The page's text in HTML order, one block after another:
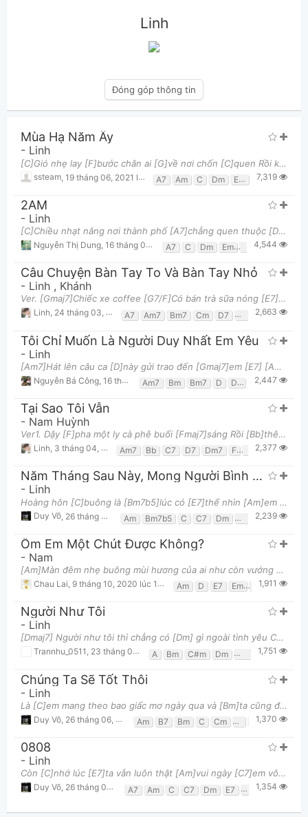
Linh
Đóng góp thông tin
Mùa Hạ Năm Ấy
- Linh
[C]Gió nhẹ lay [F]bước chân ai [G]về nơi chốn [C]quen Rồi khẽ [Am]hát vu vơ bài [Dm]hát xưa [F]vẽ
ssteam 19 tháng 06, 2021 lúc 02:46pm A7 Am C Dm Em F G
7,319
2AM
- Linh
[C]Chiều nhạt nắng nơi thành phố [A7]chẳng quen thuộc [Dm]Café đen vẫn [Fm]đắng chỉ thêm [Em]chút
Nguyễn Thị Dung 16 tháng 05, 2020 lúc 08:33am A7 C Dm Em Fm G
4,544
Câu Chuyện Bàn Tay To Và Bàn Tay Nhỏ
- Linh , Khánh
Ver. [Gmaj7]Chiếc xe coffee [G7/F]Có bán trà sữa nóng [E7]Cúc họa mi trên [Am7]khung cửa đầy nắng
Linh, 24 tháng 03, 2020 lúc 11:27am A7 Am7 Bm7 Cm D7 E7 G G7/F
2,663
Tôi Chỉ Muốn Là Người Duy Nhất Em Yêu
- Linh
[Am7]Hát lên câu ca [D]này gửi trao đến [Gmaj7]em [E7] [Am7]Để đến khi mai sau [D]này em vẫn nhớ [G
Nguyễn Bá Công 16 tháng 06, 2022 lúc 06:49pm Am7 Bm Bm7 D D7 E7 G
2,447
Tại Sao Tôi Vẫn
- Nam Huỳnh
Ver1. Dậy [F]pha một ly cà phê buổi [Fmaj7]sáng Rồi [Bb]thêm vài từ còn đang dở dang Vì [Gm7]đâu
Linh 3 tháng 04, 2020 lúc 11:06am Am7 Bb C7 D7 Dm7 F Fmaj7
2,377
Năm Tháng Sau Này, Mong Người Bình Yên
- Linh
Hoàng hôn [C]buông là [Bm7b5]lúc có [E7]thể nhìn [Am]em rất [Gm7]lâu Cùng đi [F]qua từng [G]nơi đã
Duy Võ 26 tháng 06, 2023 lúc 07:50pm Am Bm7b5 C C7 Dm E7 Em F
2,239
Ôm Em Một Chút Được Không?
- Nam
[Am]Màn đêm nhẹ buông mùi hương của ai như còn vướng vấn nỗi [D]nhớ Anh chẳng thể nào ngủ được chẳn
Chau Lai 9 tháng 10, 2020 lúc 11:40pm Am D E7 Em 1,911
Người Như Tôi
- Linh
[Dmaj7] Người như tôi thì chẳng có [Dm] gì ngoài tình yêu Chỉ [Bm] biết đàn hát và [E] viết tặng em
Trannhu_0511 , 23 tháng 01, 2022 lúc 01:57pm A Bm C#m Dm Dmaj7 E F#
1,751
Chúng Ta Sẽ Tốt Thôi
- Linh
Là [C]em mang theo bao giấc mơ ngày qua và [Bm]ta cũng đến [Em]lúc thức giấc rời xa Ngày nắng [Am]ấ
Duy Võ 26 tháng 06, 2023 lúc 08:00pm Am B7 Bm C Cm D E7 Em
1,370
0808
- Linh
Còn [C]nhớ lúc [E7]ta vẫn luôn thật [Am]vui ngày [C7]em vô tư nói [F]cười Bên [A7]cạnh chiều mưa dư
Duy Võ, 26 tháng 06, 2023 lúc 08:05pm A7 Am C C7 Dm E7 Em F Fm
1,354